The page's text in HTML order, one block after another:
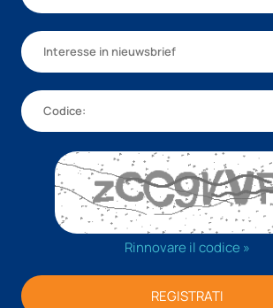
Interesse in nieuwsbrief
Rinnovare il codice »
REGISTRATI